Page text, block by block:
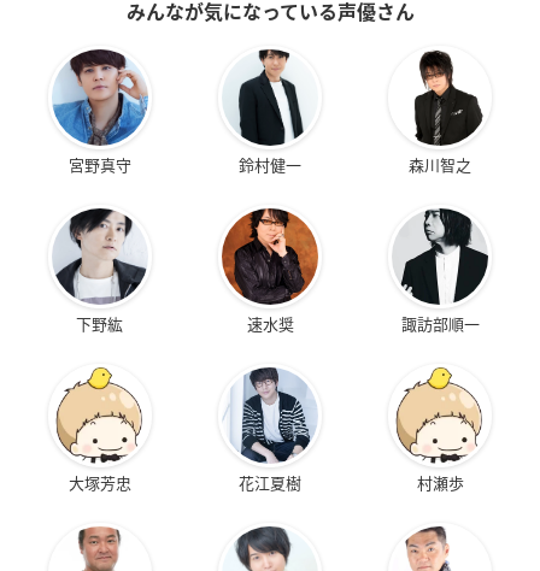
みんなが気になっている声優さん
宮野真守 鈴村健一 森川智之
下野紘 速水奨 諏訪部順一
大塚芳忠 花江夏樹 村瀬歩